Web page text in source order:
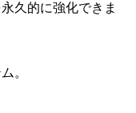
久的に強化できま
。